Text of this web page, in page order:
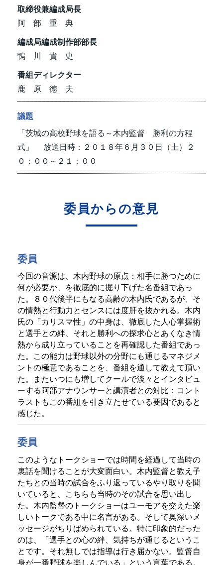
取締役兼編成局長
阿 部 重 典
編成局編成制作部部長
鴨 川 貴 史
番組ディレクター
鹿 原 徳 夫
議題
「茨城の高校野球を語る～木内監督 勝利の方程
式」
放送日時：２０１８年６月３０日（土）２
０：００～２１：００
委員からの意見
委員
今回の音源は、木内野球の原点：相手に勝つために
何が必要か、を徹底的に掘り下げた名番組であっ
た。８０代後半にもなる高齢の木内氏であるが、そ
の情熱と行動力とセンスには度肝を抜かれる。木内
氏の「カリスマ性」の中身は、徹底した人心掌握術
と選手との絆、それと勝利への探求心とあくなき情
熱から成り立っていることを再確認した番組であっ
た。この能力は野球以外の分野にも通じるマネジメ
ントの極意であることを、番組を通して教えて頂い
た。またいつにも増してクールで淡々とインタビュ
ーする阿部アナウンサーと講演者との対比：コント
ラストもこの番組を引き立たせている要因であると
感じた。
委員
このようなトークショーでは時間を経過して当時の
裏話を聞けることが大変面白い。木内監督と教え子
たちとの当時の試合をふり返っているやり取りを聞
いていると、こちらも当時のその試合を思い出し
た。木内監督のトークショーはユーモアを交えた楽
しいトークである中に名言がある。そして奥深いメ
ッセージがちりばめられている。特に印象的だった
のは、「選手との心の絆、気持ちが通じるというこ
とです。それ無しでは指導は行き届かない。監督自
身が一番野球を楽しんでいる」という言葉である。